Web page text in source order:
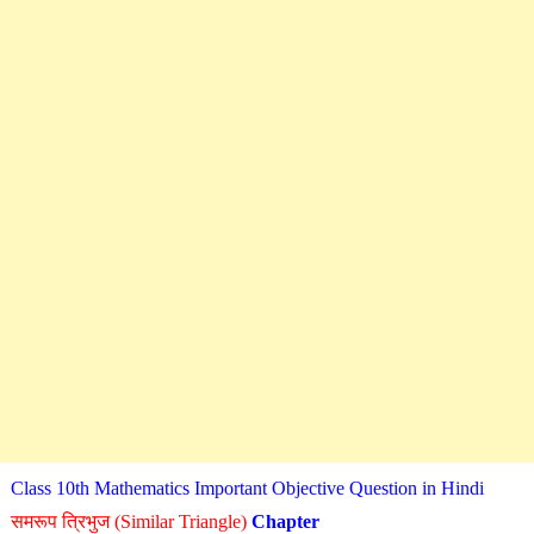
Class 10th Mathematics Important Objective Question in Hindi
समरूप त्रिभुज (Similar Triangle)Chapter